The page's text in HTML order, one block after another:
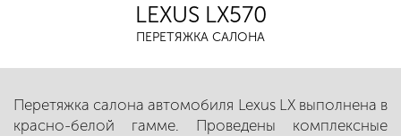
LEXUS LX570
ПЕРЕТЯЖКА САЛОНА
Перетяжка салона автомобиля Lexus LX выполнена в
красно-белой гамме. Проведены комплексные